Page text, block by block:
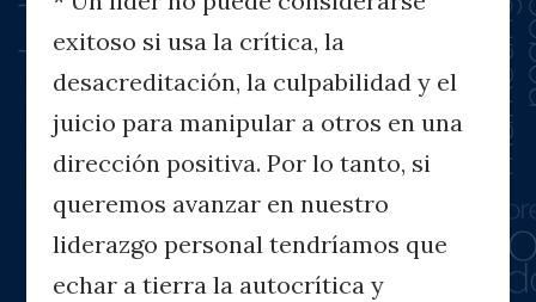
exitoso si usa la crítica, la
desacreditación, la culpabilidad y el
juicio para manipular a otros en una
dirección positiva. Por lo tanto, si
queremos avanzar en nuestro
liderazgo personal tendríamos que
echar a tierra la autocrítica y